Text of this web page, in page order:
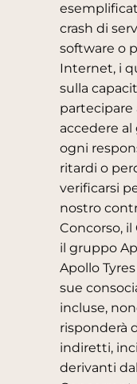
crash di
software o
Internet, i
sulla
partecipare
accedere
ogni
ritardi o
verificarsi
nostro
Concorso,
il gruppo
Apollo
sue
incluse,
risponderà
indiretti,
derivanti